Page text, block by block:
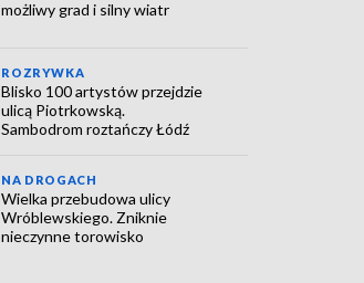
możliwy grad i silny wiatr
ROZRYWKA
Blisko 100 artystów przejdzie
ulicą Piotrkowską.
Sambodrom roztańczy Łódź
NA DROGACH
Wielka przebudowa ulicy
Wróblewskiego. Zniknie
nieczynne torowisko